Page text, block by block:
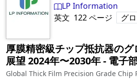
LP Information
英文 122ページ グ
厚膜精密級チップ抵抗器の
展望 2024年〜2030年‐ 電子
Global Thick Film Precision Grade